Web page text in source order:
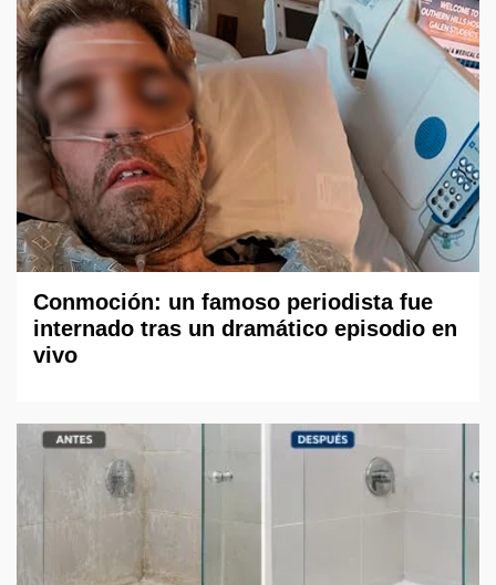
Conmoción: un famoso periodista fue
internado tras un dramático episodio en
vivo